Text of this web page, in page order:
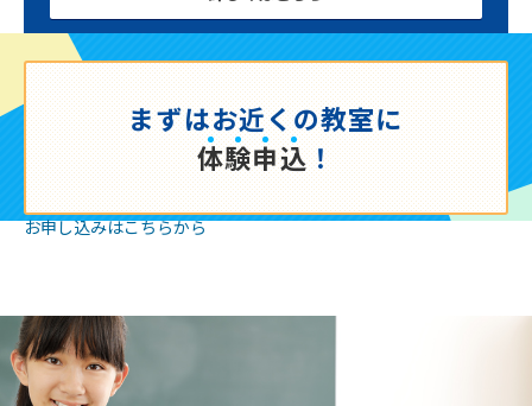
まずはお近くの教室に
体験申込！
お申し込みはこちらから